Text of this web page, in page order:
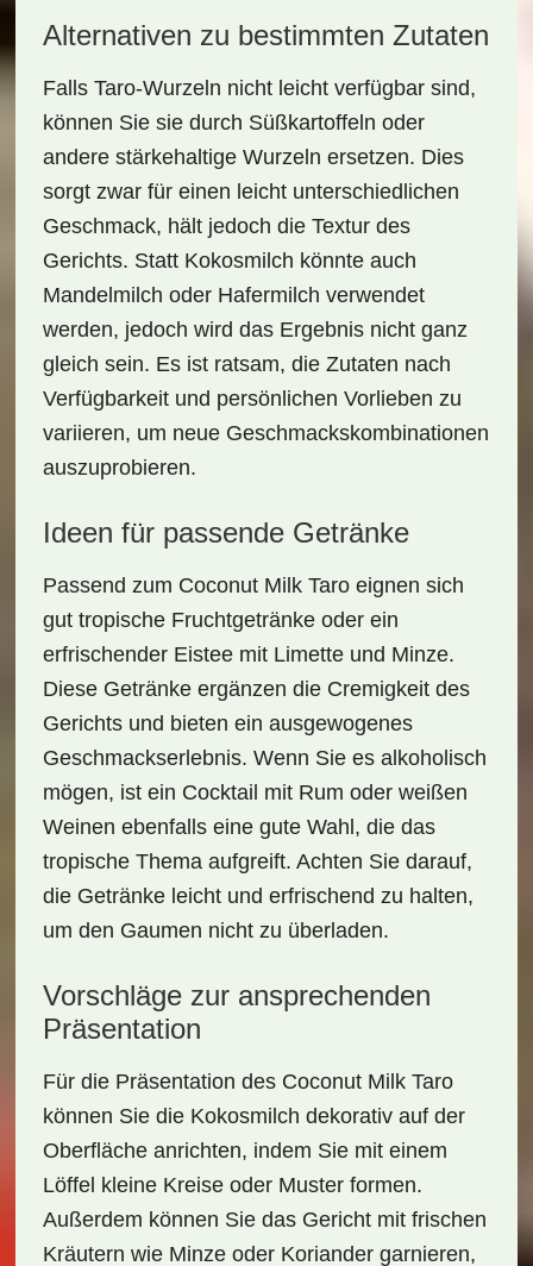
Alternativen zu bestimmten Zutaten
Falls Taro-Wurzeln nicht leicht verfügbar sind,
können Sie sie durch Süßkartoffeln oder
andere stärkehaltige Wurzeln ersetzen. Dies
sorgt zwar für einen leicht unterschiedlichen
Geschmack, hält jedoch die Textur des
Gerichts. Statt Kokosmilch könnte auch
Mandelmilch oder Hafermilch verwendet
werden, jedoch wird das Ergebnis nicht ganz
gleich sein. Es ist ratsam, die Zutaten nach
Verfügbarkeit und persönlichen Vorlieben zu
variieren, um neue Geschmackskombinationen
auszuprobieren.
Ideen für passende Getränke
Passend zum Coconut Milk Taroeignen sich
gut tropische Fruchtgetränkeoder ein
erfrischender Eistee mit Limette und Minze.
Diese Getränke ergänzen die Cremigkeit des
Gerichts und bieten ein ausgewogenes
Geschmackserlebnis. Wenn Sie es alkoholisch
mögen, ist ein Cocktail mit Rum oder weißen
Weinen ebenfalls eine gute Wahl, die das
tropische Thema aufgreift. Achten Sie darauf,
die Getränke leicht und erfrischend zu halten,
um den Gaumen nicht zu überladen.
Vorschläge zur ansprechenden
Präsentation
Für die Präsentation des Coconut Milk Taro
können Sie die Kokosmilch dekorativ auf der
Oberfläche anrichten, indem Sie mit einem
Löffel kleine Kreise oder Muster formen.
Außerdem können Sie das Gericht mit frischen
Kräutern wie Minze oder Koriander garnieren,